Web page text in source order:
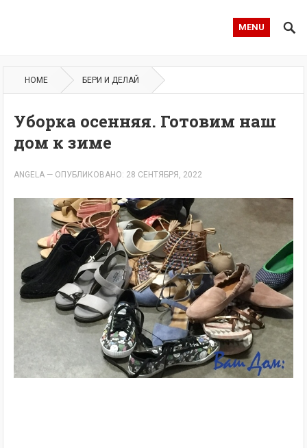
MENU
HOME БЕРИ И ДЕЛАЙ
Уборка осенняя. Готовим наш
дом к зиме
ANGELA — ОПУБЛИКОВАНО: 28 СЕНТЯБРЯ, 2022